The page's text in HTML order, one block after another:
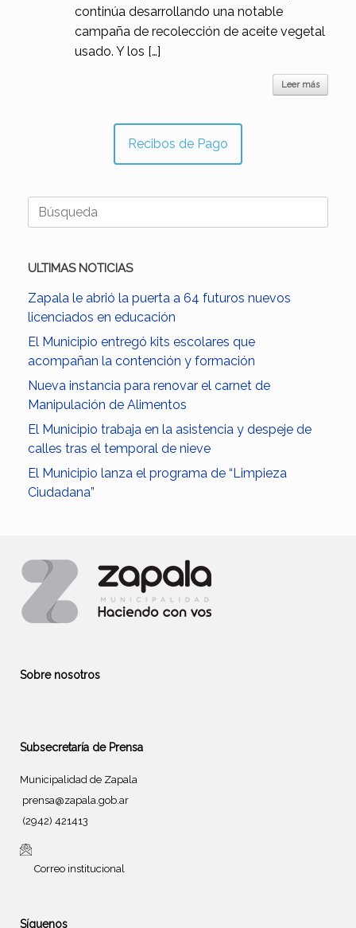
continúa desarrollando una notable
campaña de recolección de aceite vegetal
usado. Y los […]
Leer más
Recibos de Pago
Buscar:
ULTIMAS NOTICIAS
Zapala le abrió la puerta a 64 futuros nuevos
licenciados en educación
El Municipio entregó kits escolares que
acompañan la contención y formación
Nueva instancia para renovar el carnet de
Manipulación de Alimentos
El Municipio trabaja en la asistencia y despeje de
calles tras el temporal de nieve
El Municipio lanza el programa de “Limpieza
Ciudadana”
Sobre nosotros
Subsecretaría de Prensa
Municipalidad de Zapala
prensa@zapala.gob.ar
(2942) 421413
Correo institucional
Síguenos